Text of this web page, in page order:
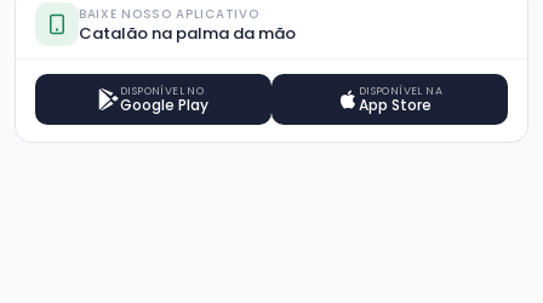
BAIXE NOSSO APLICATIVO
Catalão na palma da mão
DISPONÍVEL NO
Google Play
DISPONÍVEL NA
App Store